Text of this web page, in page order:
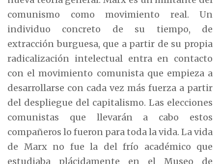
comunismo como movimiento real. Un
individuo concreto de su tiempo, de
extracción burguesa, que a partir de su propia
radicalización intelectual entra en contacto
con el movimiento comunista que empieza a
desarrollarse con cada vez más fuerza a partir
del despliegue del capitalismo. Las elecciones
comunistas que llevarán a cabo estos
compañeros lo fueron para toda la vida. La vida
de Marx no fue la del frío académico que
estudiaba plácidamente en el Museo de